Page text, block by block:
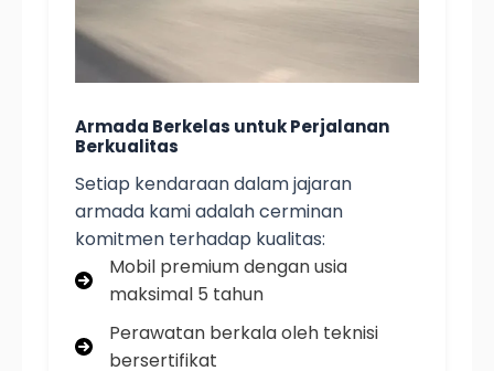
Armada Berkelas untuk Perjalanan
Berkualitas
Setiap kendaraan dalam jajaran
armada kami adalah cerminan
komitmen terhadap kualitas:
Mobil premium dengan usia
maksimal 5 tahun
Perawatan berkala oleh teknisi
bersertifikat